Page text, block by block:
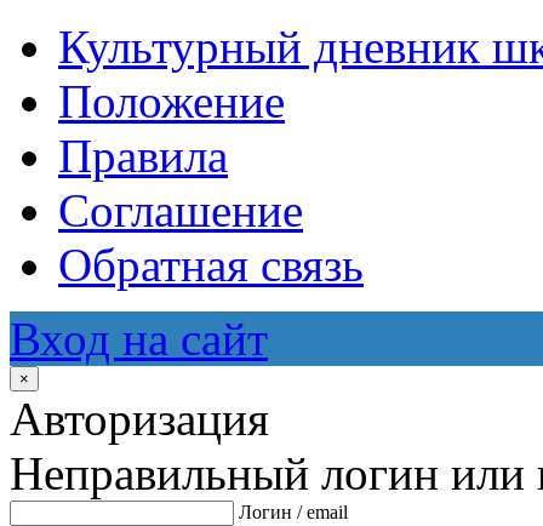
Культурный дневник
Положение
Правила
Соглашение
Обратная связь
Вход на сайт
×
Авторизация
Неправильный логин или
Логин / email